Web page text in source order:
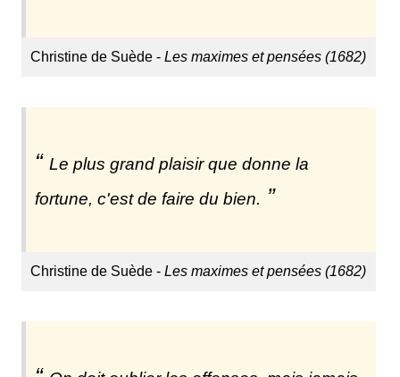
Christine de Suède -Les maximes et pensées (1682)
Le plus grand plaisir que donne la
fortune, c'est de faire du bien.
Christine de Suède -Les maximes et pensées (1682)